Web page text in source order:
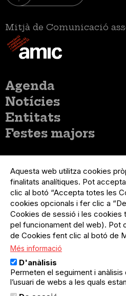
Mitjà de Comunicació
Menú
principal
Agenda
Notícies
Entitats
Festes majors
del
compte
d'usuari
Menú
usuari
no
loggat
Registre
Menú
Peu
Sobre el projecte
Preguntes
Contacte
Menú
Legal
Política de privacitat
Avís legal
Política de cookies
Aquesta web utilitza cookies
finalitats analítiques. Pot
clic al botó “Accepta totes les
cookies opcionals i fer clic a
Cookies de sessió i les cookies
pel funcionament del web). Pot
de Cookies fent clic al botó de
Més informació
D'anàlisis
Permeten el seguiment i
l’usuari de webs a les quals